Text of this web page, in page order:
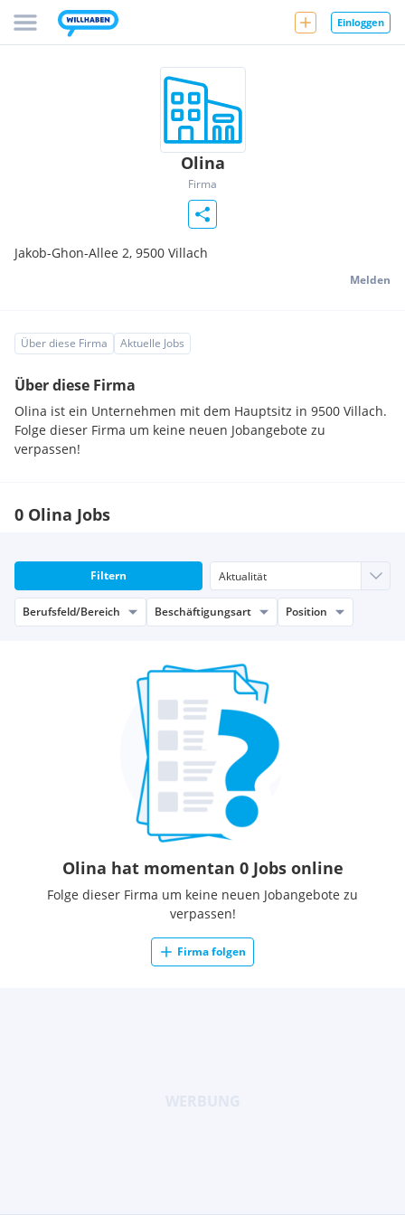
Einloggen
Olina
Firma
Jakob-Ghon-Allee 2, 9500 Villach
Melden
Über diese Firma Aktuelle Jobs
Über diese Firma
Olina ist ein Unternehmen mit dem Hauptsitz in 9500 Villach.
Folge dieser Firma um keine neuen Jobangebote zu
verpassen!
0 Olina Jobs
Filtern
Berufsfeld/Bereich Beschäftigungsart Position
Olina hat momentan 0 Jobs online
Folge dieser Firma um keine neuen Jobangebote zu
verpassen!
Firma folgen